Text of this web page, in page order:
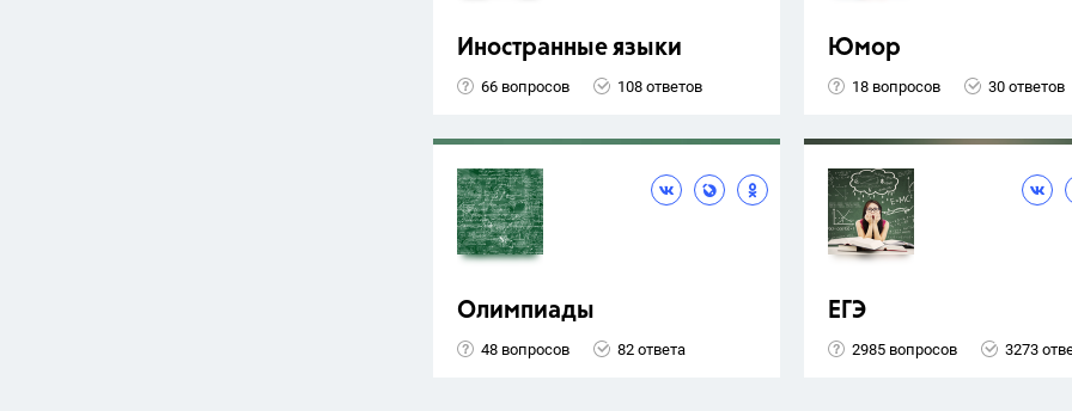
Иностранные языки
66 вопросов 108 ответов
Юмор
18 вопросов 30 ответов
Олимпиады
48 вопросов 82 ответа
ЕГЭ
2985 вопросов 3273